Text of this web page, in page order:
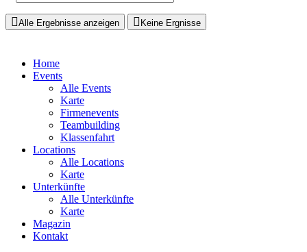
Alle Ergebnisse anzeigen Keine Ergnisse
Home
Events
Alle Events
Karte
Firmenevents
Teambuilding
Klassenfahrt
Locations
Alle Locations
Karte
Unterkünfte
Alle Unterkünfte
Karte
Magazin
Kontakt